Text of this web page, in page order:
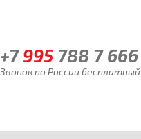
+7995 788 7 666
Звонок по России бесплатный